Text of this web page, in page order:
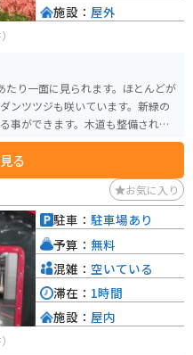
り一面に見られます。ほとんどが
ンツツジも咲いています。新緑の
事ができます。木道も整備されて
ています。
る
施設： 屋外
お気に入り
駐車： 駐車場あり
予算： 無料
混雑： 空いている
滞在： 1時間
施設： 屋内